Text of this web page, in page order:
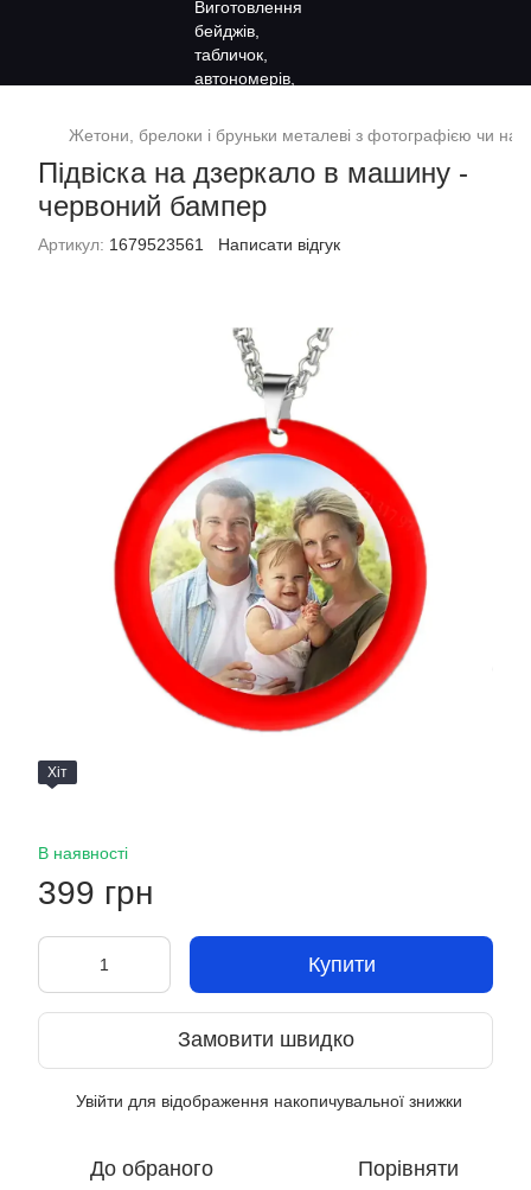
Жетони, брелоки і бруньки металеві з фотографією чи
Підвіска на дзеркало в машину -
червоний бампер
Артикул: 1679523561 Написати відгук
Хіт
В наявності
399 грн
Купити
Замовити швидко
Увійти для відображення накопичувальної знижки
До обраного Порівняти